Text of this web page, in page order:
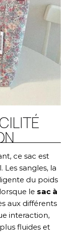
ce sac est
sangles, la
du poids
le sac à
aux différents
interaction,
fluides et